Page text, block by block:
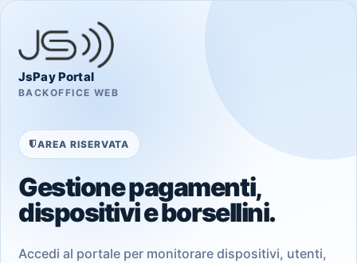
JsPay Portal
BACKOFFICE WEB
AREA RISERVATA
Gestione pagamenti,
dispositivi e borsellini.
Accedi al portale per monitorare dispositivi, utenti,